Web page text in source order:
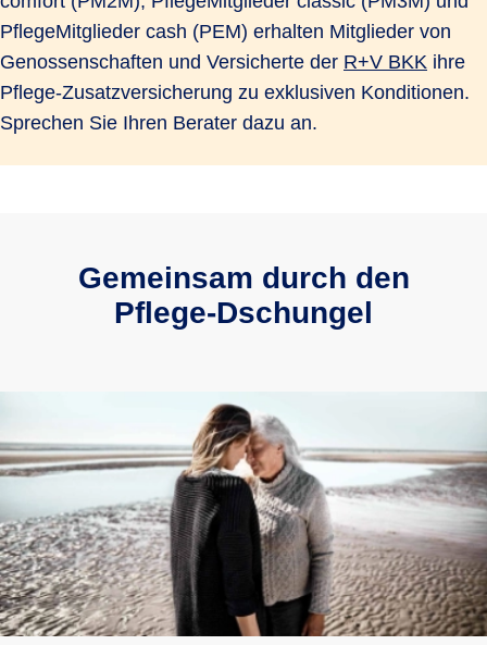
der Pflegebedürftigkeit und danach, wo
und von wem sie gepflegt werden,
kommen hier monatlich schnell 3.000
EUR oder mehr zusammen, die selbst
oder von Angehörigen zu zahlen sind.
PflegeMitglieder cash (PEM) erhalten Mitglieder von
Genossenschaften und Versicherte der R+V BKK ihre
Pflege-Zusatzversicherung zu exklusiven Konditionen.
Sprechen Sie Ihren Berater dazu an.
Gemeinsam durch den
Pflege-Dschungel